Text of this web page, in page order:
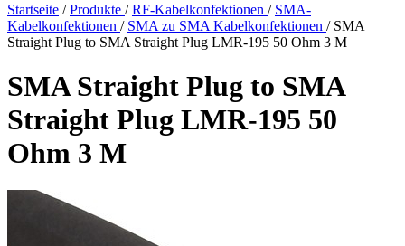
Startseite / Produkte / RF-Kabelkonfektionen / SMA-
Kabelkonfektionen / SMA zu SMA Kabelkonfektionen / SMA
Straight Plug to SMA Straight Plug LMR-195 50 Ohm 3 M
SMA Straight Plug to SMA
Straight Plug LMR-195 50
Ohm 3 M